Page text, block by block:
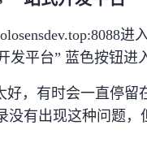
发平台” 蓝色按钮进
好，有时会一直停
没有出现这种问题